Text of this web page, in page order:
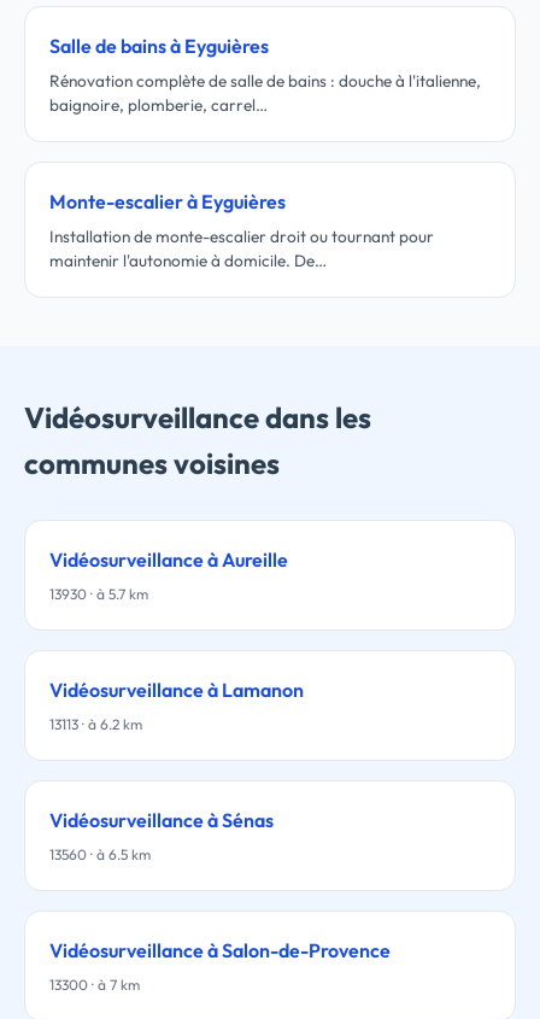
Salle de bains à Eyguières
Rénovation complète de salle de bains : douche à l'italienne,
baignoire, plomberie, carrel…
Monte-escalier à Eyguières
Installation de monte-escalier droit ou tournant pour
maintenir l'autonomie à domicile. De…
Vidéosurveillance dans les
communes voisines
Vidéosurveillance à Aureille
13930 · à 5.7 km
Vidéosurveillance à Lamanon
13113 · à 6.2 km
Vidéosurveillance à Sénas
13560 · à 6.5 km
Vidéosurveillance à Salon-de-Provence
13300 · à 7 km